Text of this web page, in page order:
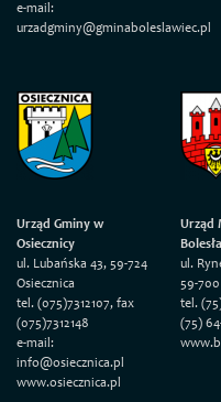
e-mail:
urzadgminy@gminaboleslawiec.pl
Urząd Gminy w
Osiecznicy
ul. Lubańska 43, 59-724
Osiecznica
tel. (075)7312107, fax
(075)7312148
e-mail:
info@osiecznica.pl
www.osiecznica.pl
Urząd
ul.
59-700
tel.
(75)